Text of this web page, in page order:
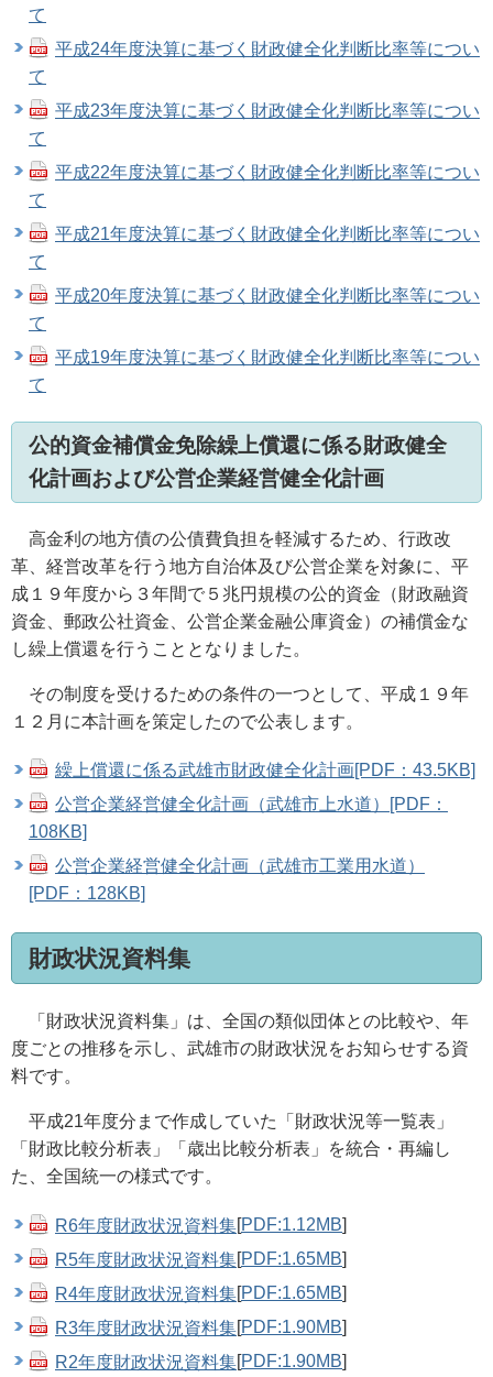
て
平成24年度決算に基づく財政健全化判断比率等につい
て
平成23年度決算に基づく財政健全化判断比率等につい
て
平成22年度決算に基づく財政健全化判断比率等につい
て
平成21年度決算に基づく財政健全化判断比率等につい
て
平成20年度決算に基づく財政健全化判断比率等につい
て
平成19年度決算に基づく財政健全化判断比率等につい
て
公的資金補償金免除繰上償還に係る財政健全
化計画および公営企業経営健全化計画
高金利の地方債の公債費負担を軽減するため、行政改
革、経営改革を行う地方自治体及び公営企業を対象に、平
成１９年度から３年間で５兆円規模の公的資金（財政融資
資金、郵政公社資金、公営企業金融公庫資金）の補償金な
し繰上償還を行うこととなりました。
その制度を受けるための条件の一つとして、平成１９年
１２月に本計画を策定したので公表します。
繰上償還に係る武雄市財政健全化計画[PDF：43.5KB]
公営企業経営健全化計画（武雄市上水道）[PDF：
108KB]
公営企業経営健全化計画（武雄市工業用水道）
[PDF：128KB]
財政状況資料集
「財政状況資料集」は、全国の類似団体との比較や、年
度ごとの推移を示し、武雄市の財政状況をお知らせする資
料です。
平成21年度分まで作成していた「財政状況等一覧表」
「財政比較分析表」「歳出比較分析表」を統合・再編し
た、全国統一の様式です。
R6年度財政状況資料集[PDF:1.12MB]
R5年度財政状況資料集[PDF:1.65MB]
R4年度財政状況資料集[PDF:1.65MB]
R3年度財政状況資料集[PDF:1.90MB]
R2年度財政状況資料集[PDF:1.90MB]